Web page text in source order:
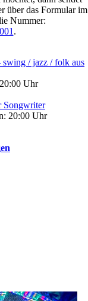
über das Formular im
Nummer:
.
/ jazz / folk aus
Uhr
Songwriter
20:00 Uhr